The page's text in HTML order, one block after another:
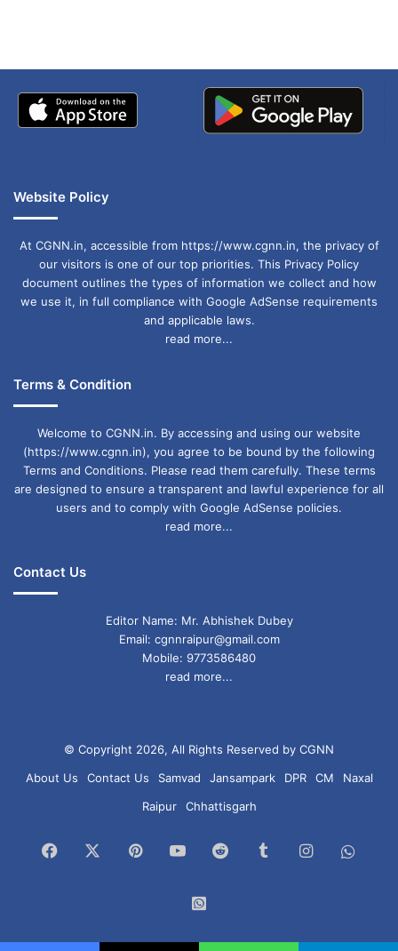
Website Policy
At CGNN.in, accessible from https://www.cgnn.in, the privacy of
our visitors is one of our top priorities. This Privacy Policy
document outlines the types of information we collect and how
we use it, in full compliance with Google AdSense requirements
and applicable laws.
read more...
Terms & Condition
Welcome to CGNN.in. By accessing and using our website
(https://www.cgnn.in), you agree to be bound by the following
Terms and Conditions. Please read them carefully. These terms
are designed to ensure a transparent and lawful experience for all
users and to comply with Google AdSense policies.
read more...
Contact Us
Editor Name: Mr. Abhishek Dubey
Email: cgnnraipur@gmail.com
Mobile: 9773586480
read more...
© Copyright 2026, All Rights Reserved by CGNN
About Us
Contact Us Samvad Jansampark DPR CM
Naxal
Raipur
Chhattisgarh
Facebook PinterestYouTubeReddit TumblrInstagram
Group